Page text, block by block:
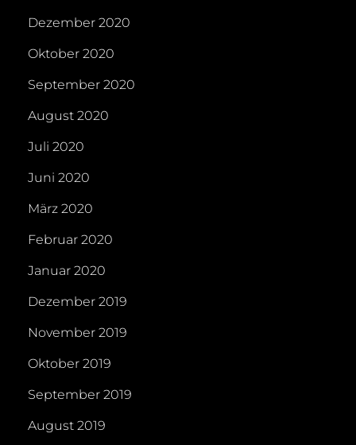
Dezember 2020
Oktober 2020
September 2020
August 2020
Juli 2020
Juni 2020
März 2020
Februar 2020
Januar 2020
Dezember 2019
November 2019
Oktober 2019
September 2019
August 2019